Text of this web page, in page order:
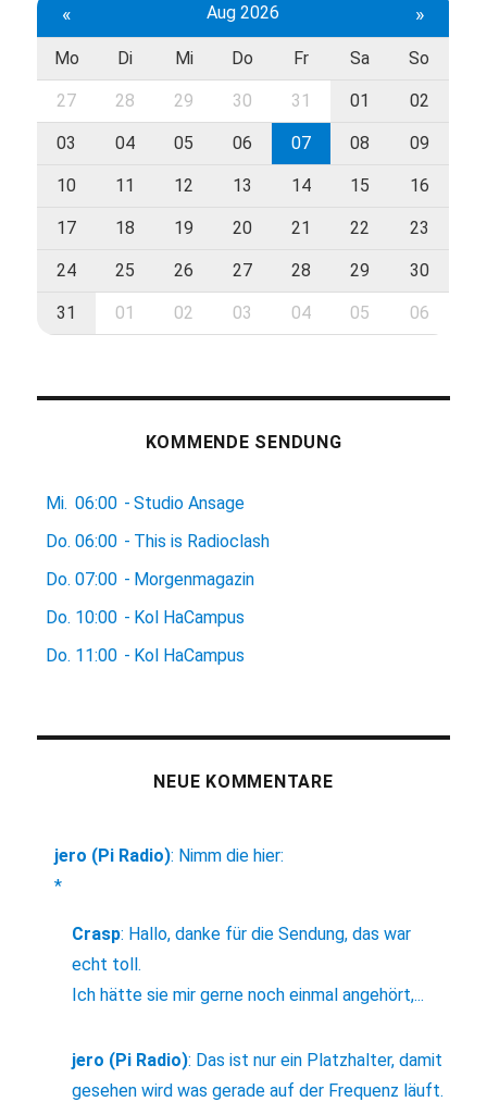
« Aug 2026 »
Mo Di Mi Do Fr Sa So
27 28 29 30 31 01 02
03 04 05 06 07 08 09
10 11 12 13 14 15 16
17 18 19 20 21 22 23
24 25 26 27 28 29 30
31 01 02 03 04 05 06
KOMMENDE SENDUNG
Mi. 06:00 - Studio Ansage
Do. 06:00 - This is Radioclash
Do. 07:00 - Morgenmagazin
Do. 10:00 - Kol HaCampus
Do. 11:00 - Kol HaCampus
NEUE KOMMENTARE
jero (Pi Radio): Nimm die hier:
*
Crasp: Hallo, danke für die Sendung, das war
echt toll.
Ich hätte sie mir gerne noch einmal angehört,...
jero (Pi Radio): Das ist nur ein Platzhalter, damit
gesehen wird was gerade auf der Frequenz läuft.